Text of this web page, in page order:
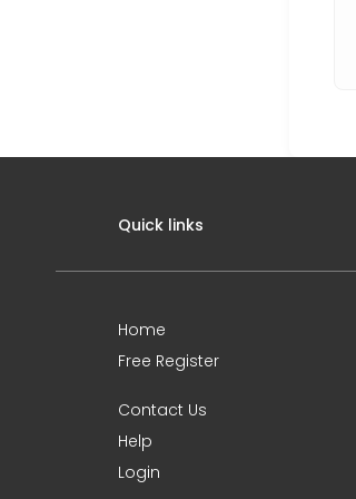
Quick links
Home
Free Register
Contact Us
Help
Login